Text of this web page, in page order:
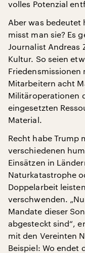
volles Potenzial
Aber was bedeutet
misst man sie? Es
Journalist Andreas
Kultur. So seien
Friedensmissionen
Mitarbeitern acht
Militäroperationen
eingesetzten
Material.
Recht habe Trump
verschiedenen
Einsätzen in
Naturkatastrophe
Doppelarbeit
verschwenden.
Mandate dieser
abgesteckt sind“,
mit den Vereinten
Beispiel: Wo endet